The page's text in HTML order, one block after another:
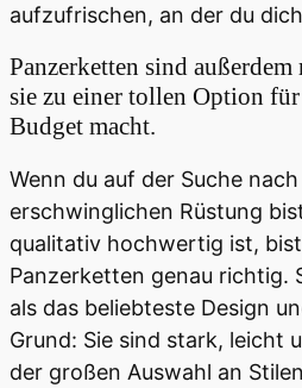
aufzufrischen, an der du
Panzerketten sind
sie zu einer tollen Option
Budget macht.
Wenn du auf der Suche
erschwinglichen Rüstung
qualitativ hochwertig ist,
Panzerketten genau richtig.
als das beliebteste Design
Grund: Sie sind stark, leicht
der großen Auswahl an